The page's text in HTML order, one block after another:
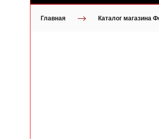
Главная Каталог магазина